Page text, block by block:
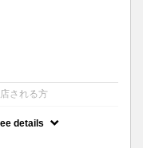
される方
details